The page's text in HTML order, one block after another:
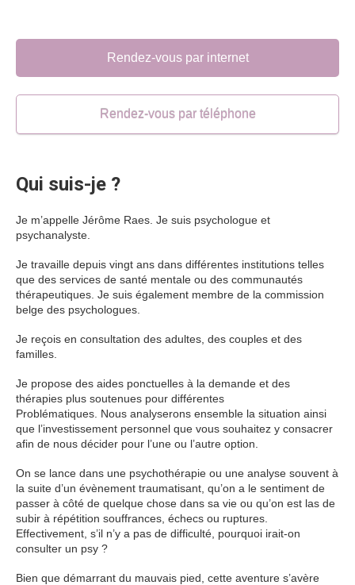
Qui suis-je ?
Je m’appelle Jérôme Raes. Je suis psychologue et
psychanalyste.
Je travaille depuis vingt ans dans différentes institutions telles
que des services de santé mentale ou des communautés
thérapeutiques. Je suis également membre de la commission
belge des psychologues.
Je reçois en consultation des adultes, des couples et des
familles.
Je propose des aides ponctuelles à la demande et des
thérapies plus soutenues pour différentes
Problématiques. Nous analyserons ensemble la situation ainsi
que l’investissement personnel que vous souhaitez y consacrer
afin de nous décider pour l’une ou l’autre option.
On se lance dans une psychothérapie ou une analyse souvent à
la suite d’un évènement traumatisant, qu’on a le sentiment de
passer à côté de quelque chose dans sa vie ou qu’on est las de
subir à répétition souffrances, échecs ou ruptures.
Effectivement, s’il n’y a pas de difficulté, pourquoi irait-on
consulter un psy ?
Bien que démarrant du mauvais pied, cette aventure s’avère
Rendez-vous par internet
Rendez-vous par téléphone